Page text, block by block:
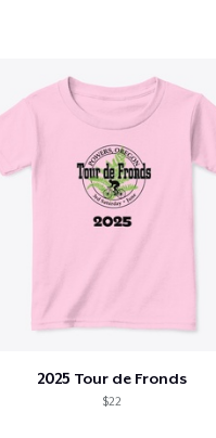
2025 Tour de Fronds
$22